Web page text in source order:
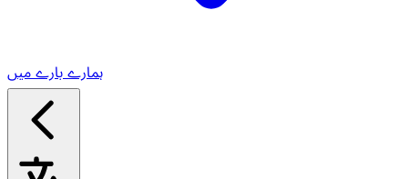
ہمارے بارے میں